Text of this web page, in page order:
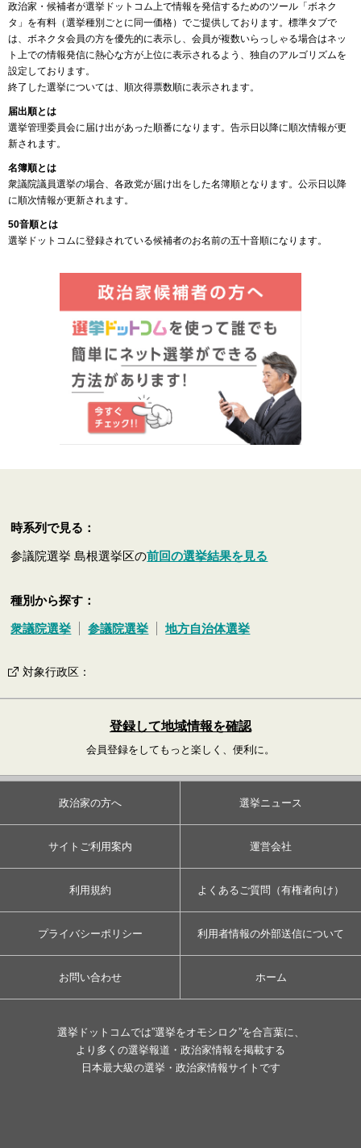
政治家・候補者が選挙ドットコム上で情報を発信するためのツール「ボネク
タ」を有料（選挙種別ごとに同一価格）でご提供しております。標準タブで
は、ボネクタ会員の方を優先的に表示し、会員が複数いらっしゃる場合はネッ
ト上での情報発信に熱心な方が上位に表示されるよう、独自のアルゴリズムを
設定しております。
終了した選挙については、順次得票数順に表示されます。
届出順とは
選挙管理委員会に届け出があった順番になります。告示日以降に順次情報が更
新されます。
名簿順とは
衆議院議員選挙の場合、各政党が届け出をした名簿順となります。公示日以降
に順次情報が更新されます。
50音順とは
選挙ドットコムに登録されている候補者のお名前の五十音順になります。
時系列で見る：
参議院選挙 島根選挙区の前回の選挙結果を見る
種別から探す：
衆議院選挙 参議院選挙 地方自治体選挙
対象行政区 ：
登録して地域情報を確認
会員登録をしてもっと楽しく、便利に。
政治家の方へ 選挙ニュース
サイトご利用案内 運営会社
利用規約 よくあるご質問（有権者向け）
プライバシーポリシー 利用者情報の外部送信について
お問い合わせ ホーム
選挙ドットコムでは”選挙をオモシロク”を合言葉に、
より多くの選挙報道・政治家情報を掲載する
日本最大級の選挙・政治家情報サイトです